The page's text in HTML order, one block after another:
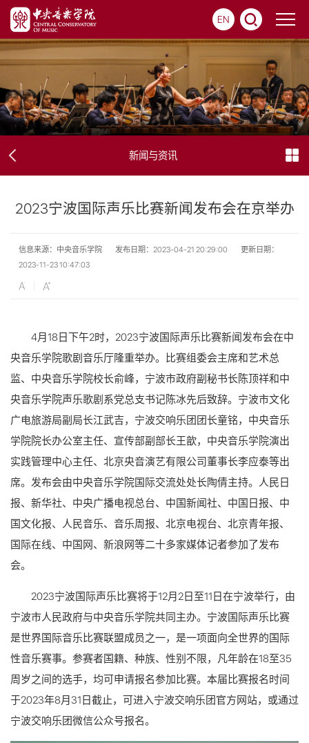
EN
新闻与资讯
2023宁波国际声乐比赛新闻发布会在京举办
信息来源：中央音乐学院 发布日期：2023-04-21 20:29:00
更新日期：
2023-11-23 10:47:03
4月18日下午2时，2023宁波国际声乐比赛新闻发布会在中
央音乐学院歌剧音乐厅隆重举办。比赛组委会主席和艺术总
监、中央音乐学院校长俞峰，宁波市政府副秘书长陈顶祥和中
央音乐学院声乐歌剧系党总支书记陈冰先后致辞。宁波市文化
广电旅游局副局长江武吉，宁波交响乐团团长童铭，中央音乐
学院院长办公室主任、宣传部副部长王歆，中央音乐学院演出
实践管理中心主任、北京央音演艺有限公司董事长李应泰等出
席。发布会由中央音乐学院国际交流处处长陶倩主持。人民日
报、新华社、中央广播电视总台、中国新闻社、中国日报、中
国文化报、人民音乐、音乐周报、北京电视台、北京青年报、
国际在线、中国网、新浪网等二十多家媒体记者参加了发布
会。
2023宁波国际声乐比赛将于12月2日至11日在宁波举行，由
宁波市人民政府与中央音乐学院共同主办。宁波国际声乐比赛
是世界国际音乐比赛联盟成员之一，是一项面向全世界的国际
性音乐赛事。参赛者国籍、种族、性别不限，凡年龄在18至35
周岁之间的选手，均可申请报名参加比赛。本届比赛报名时间
于2023年8月31日截止，可进入宁波交响乐团官方网站，或通过
宁波交响乐团微信公众号报名。